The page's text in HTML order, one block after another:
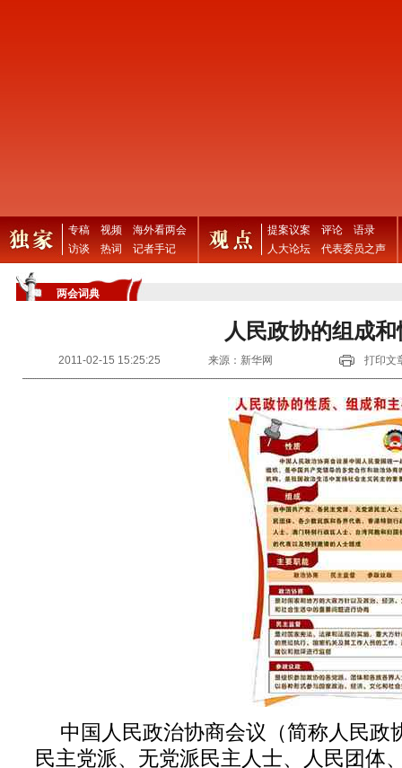
专稿 视频
海外看两会
访谈
热词 记者手记
提案议案 评论
语录
人大论坛
代表委员之声
两会词典
人民政协的组成和
2011-02-15 15:25:25 来源：新华网 打印文
中国人民政治协商会议（简称人民政
民主党派、无党派民主人士、人民团体